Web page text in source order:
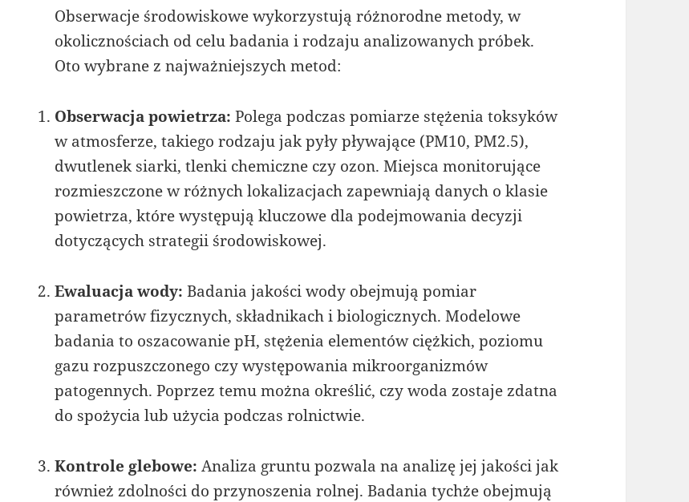
Obserwacje środowiskowe wykorzystują różnorodne metody, w
okolicznościach od celu badania i rodzaju analizowanych próbek.
Oto wybrane z najważniejszych metod:
Obserwacja powietrza: Polega podczas pomiarze stężenia toksyków
w atmosferze, takiego rodzaju jak pyły pływające (PM10, PM2.5),
dwutlenek siarki, tlenki chemiczne czy ozon. Miejsca monitorujące
rozmieszczone w różnych lokalizacjach zapewniają danych o klasie
powietrza, które występują kluczowe dla podejmowania decyzji
dotyczących strategii środowiskowej.
Ewaluacja wody: Badania jakości wody obejmują pomiar
parametrów fizycznych, składnikach i biologicznych. Modelowe
badania to oszacowanie pH, stężenia elementów ciężkich, poziomu
gazu rozpuszczonego czy występowania mikroorganizmów
patogennych. Poprzez temu można określić, czy woda zostaje zdatna
do spożycia lub użycia podczas rolnictwie.
Kontrole glebowe: Analiza gruntu pozwala na analizę jej jakości jak
również zdolności do przynoszenia rolnej. Badania tychże obejmują